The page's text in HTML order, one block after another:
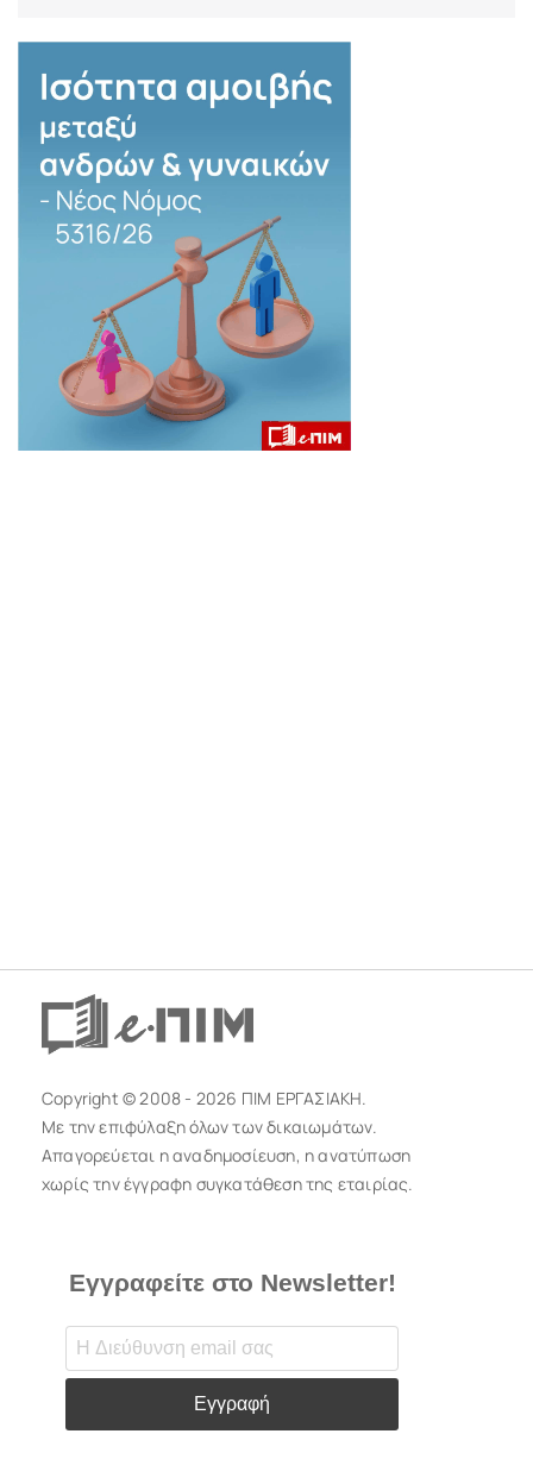
Copyright © 2008 - 2026 ΠΙΜ ΕΡΓΑΣΙΑΚΗ.
Με την επιφύλαξη όλων των δικαιωμάτων.
Απαγορεύεται η αναδημοσίευση, η ανατύπωση
χωρίς την έγγραφη συγκατάθεση της εταιρίας.
Εγγραφείτε στο Newsletter!
Εγγραφή